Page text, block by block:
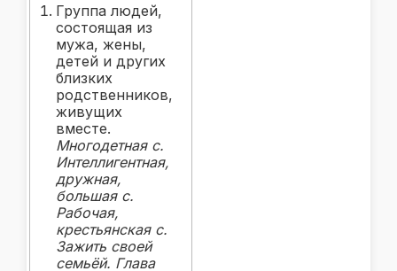
Группа людей,
состоящая из
мужа, жены,
детей и других
близких
родственников,
живущих
вместе.
Многодетная с.
Интеллигентная,
дружная,
большая с.
Рабочая,
крестьянская с.
Зажить своей
семьёй. Глава